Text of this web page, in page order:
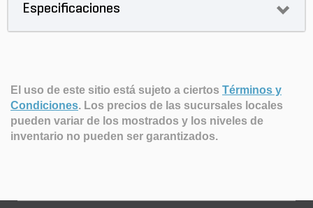
Especificaciones
El uso de este sitio está sujeto a ciertos Términos y
Condiciones. Los precios de las sucursales locales
pueden variar de los mostrados y los niveles de
inventario no pueden ser garantizados.